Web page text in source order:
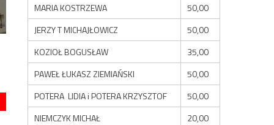
MARIA KOSTRZEWA
50,00
JERZY T MICHAJŁOWICZ
50,00
KOZIOŁ BOGUSŁAW
35,00
PAWEŁ ŁUKASZ ZIEMIAŃSKI
50,00
POTERA LIDIA i POTERA KRZYSZTOF
50,00
NIEMCZYK MICHAŁ
20,00